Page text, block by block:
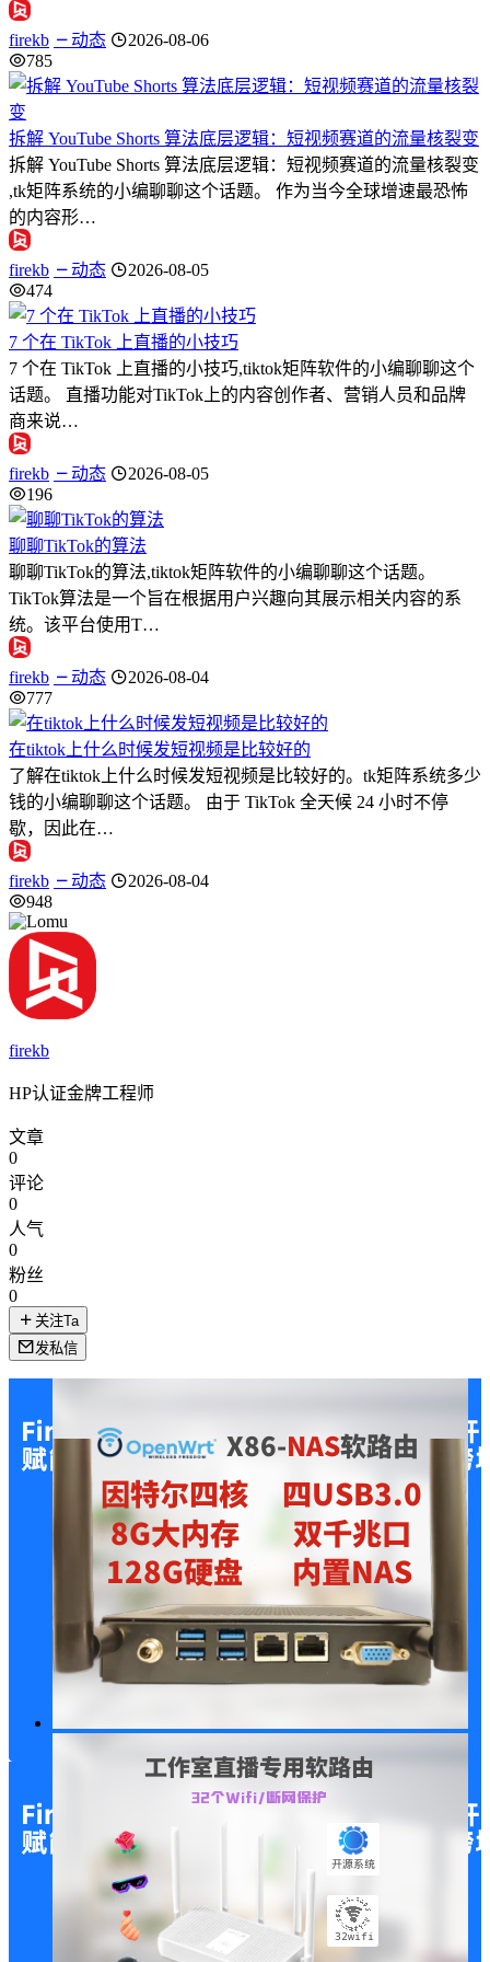
firekb 动态
2026-08-06
785
拆解 YouTube Shorts 算法底层逻辑：短视频赛道的流量核裂变
拆解 YouTube Shorts 算法底层逻辑：短视频赛道的流量核裂变
,tk矩阵系统的小编聊聊这个话题。 作为当今全球增速最恐怖
的内容形…
firekb 动态
2026-08-05
474
7 个在 TikTok 上直播的小技巧
7 个在 TikTok 上直播的小技巧,tiktok矩阵软件的小编聊聊这个
话题。 直播功能对TikTok上的内容创作者、营销人员和品牌
商来说…
firekb 动态
2026-08-05
196
聊聊TikTok的算法
聊聊TikTok的算法,tiktok矩阵软件的小编聊聊这个话题。
TikTok算法是一个旨在根据用户兴趣向其展示相关内容的系
统。该平台使用T…
firekb 动态
2026-08-04
777
在tiktok上什么时候发短视频是比较好的
了解在tiktok上什么时候发短视频是比较好的。tk矩阵系统多少
钱的小编聊聊这个话题。 由于 TikTok 全天候 24 小时不停
歇，因此在…
firekb 动态
2026-08-04
948
firekb
HP认证金牌工程师
文章
0
评论
0
人气
0
粉丝
0
关注Ta
发私信